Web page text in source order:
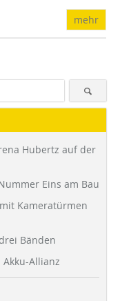
mehr
Hubertz auf der
Eins am Bau
Kameratürmen
Bänden
Allianz